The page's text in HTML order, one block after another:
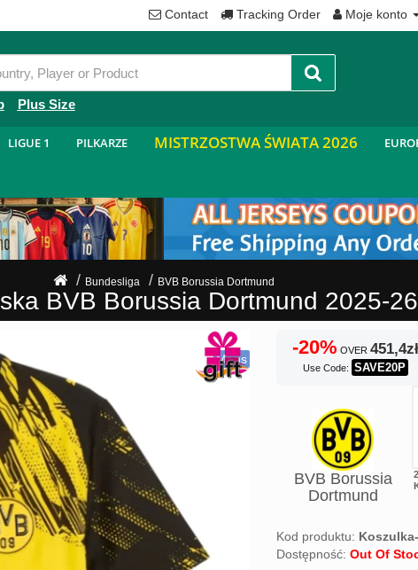
Contact Tracking Order Moje konto
Plus Size
LIGUE 1 PILKARZE MISTRZOSTWA ŚWIATA 2026
Bundesliga BVB Borussia Dortmund
BVB Borussia Dortmund 2025-
-20% OVER451,4zł
Use Code: SAVE20P
BVB Borussia
Dortmund
2025-26 Third
Mens
Kod produktu:
Dostępność: Out Of